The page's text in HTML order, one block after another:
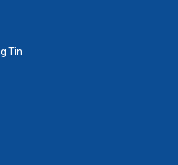
xuất giấy, các ngành
phẩm, xử lý nước thải-
chất giặt tẩy, sơn, công
axit…Dùng để bơm các
dịch axit, các chất kiềm,
Tin